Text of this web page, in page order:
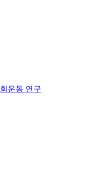
운동 연구